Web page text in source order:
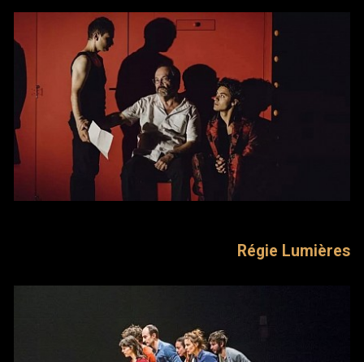
Régie Lumières